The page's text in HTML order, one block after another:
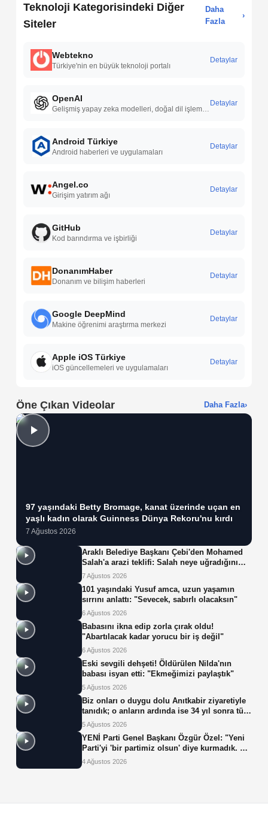
Teknoloji Kategorisindeki Diğer
Siteler
Daha
Fazla
›
Webtekno
Türkiye'nin en büyük teknoloji portalı
Detaylar
OpenAI Detaylar
Android Türkiye
Android haberleri ve uygulamaları
Detaylar
Angel.co
Girişim yatırım ağı
Detaylar
GitHub
Kod barındırma ve işbirliği
Detaylar
DonanımHaber
Donanım ve bilişim haberleri
Detaylar
Google DeepMind
Makine öğrenimi araştırma merkezi
Detaylar
Apple iOS Türkiye
iOS güncellemeleri ve uygulamaları
Detaylar
Öne Çıkan Videolar Daha Fazla›
97 yaşındaki Betty Bromage, kanat üzerinde uçan en
yaşlı kadın olarak Guinness Dünya Rekoru'nu kırdı
7 Ağustos 2026
Araklı Belediye Başkanı Çebi'den Mohamed
Salah'a arazi teklifi: Salah neye uğradığını
şaşırdı!
7 Ağustos 2026
101 yaşındaki Yusuf amca, uzun yaşamın
sırrını anlattı: "Sevecek, sabırlı olacaksın"
6 Ağustos 2026
Babasını ikna edip zorla çırak oldu!
"Abartılacak kadar yorucu bir iş değil"
6 Ağustos 2026
Eski sevgili dehşeti! Öldürülen Nilda'nın
babası isyan etti: "Ekmeğimizi paylaştık"
5 Ağustos 2026
Biz onları o duygu dolu Anıtkabir ziyaretiyle
tanıdık; o anların ardında ise 34 yıl sonra tüp
bebek tedavisiyle gelen çifte mucize yatıyor.
5 Ağustos 2026
YENİ Parti Genel Başkanı Özgür Özel: "Yeni
Parti'yi 'bir partimiz olsun' diye kurmadık. Biz
yeni partiyi iktidar olsun, milleti iktidara
4 Ağustos 2026